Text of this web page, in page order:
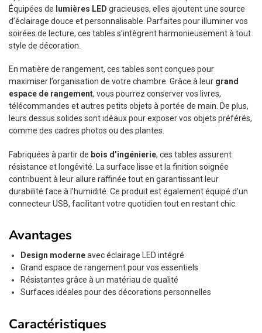
Équipées de lumières LED gracieuses, elles ajoutent une source
d’éclairage douce et personnalisable. Parfaites pour illuminer vos
soirées de lecture, ces tables s’intègrent harmonieusement à tout
style de décoration.
En matière de rangement, ces tables sont conçues pour
maximiser l’organisation de votre chambre. Grâce à leur grand
espace de rangement, vous pourrez conserver vos livres,
télécommandes et autres petits objets à portée de main. De plus,
leurs dessus solides sont idéaux pour exposer vos objets préférés,
comme des cadres photos ou des plantes.
Fabriquées à partir de bois d’ingénierie, ces tables assurent
résistance et longévité. La surface lisse et la finition soignée
contribuent à leur allure raffinée tout en garantissant leur
durabilité face à l’humidité. Ce produit est également équipé d’un
connecteur USB, facilitant votre quotidien tout en restant chic.
Avantages
Design moderneavec éclairage LED intégré
Grand espace de rangement pour vos essentiels
Résistantes grâce à un matériau de qualité
Surfaces idéales pour des décorations personnelles
Caractéristiques